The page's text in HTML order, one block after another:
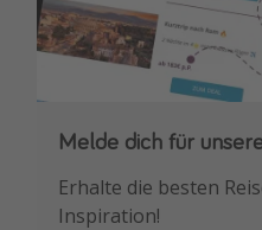
Melde dich für
Erhalte die besten
Inspiration!
Downloade unsere
Buche die besten
Erstes.